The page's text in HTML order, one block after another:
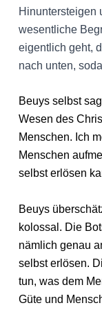
Hinuntersteigen
wesentliche
eigentlich geht,
nach unten,
Beuys selbst
Wesen des
Menschen. Ich
Menschen
selbst erlösen
Beuys
kolossal. Die
nämlich genau
selbst erlösen.
tun, was dem
Güte und